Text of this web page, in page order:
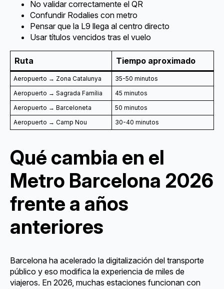
No validar correctamente el QR
Confundir Rodalies con metro
Pensar que la L9 llega al centro directo
Usar títulos vencidos tras el vuelo
Ruta Tiempo aproximado
Aeropuerto → Zona Catalunya
35-50 minutos
Aeropuerto → Sagrada Família
45 minutos
Aeropuerto → Barceloneta
50 minutos
Aeropuerto → Camp Nou
30-40 minutos
Qué cambia en el
Metro Barcelona 2026
frente a años
anteriores
Barcelona ha acelerado la digitalización del transporte
público y eso modifica la experiencia de miles de
viajeros. En 2026, muchas estaciones funcionan con